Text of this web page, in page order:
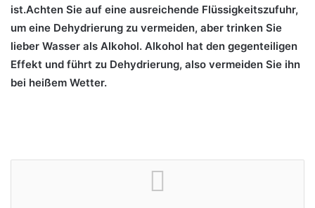
ist.Achten Sie auf eine ausreichende Flüssigkeitszufuhr,
um eine Dehydrierung zu vermeiden, aber trinken Sie
lieber Wasser als Alkohol. Alkohol hat den gegenteiligen
Effekt und führt zu Dehydrierung, also vermeiden Sie ihn
bei heißem Wetter.